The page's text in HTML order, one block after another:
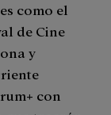
como el
de Cine
y
con